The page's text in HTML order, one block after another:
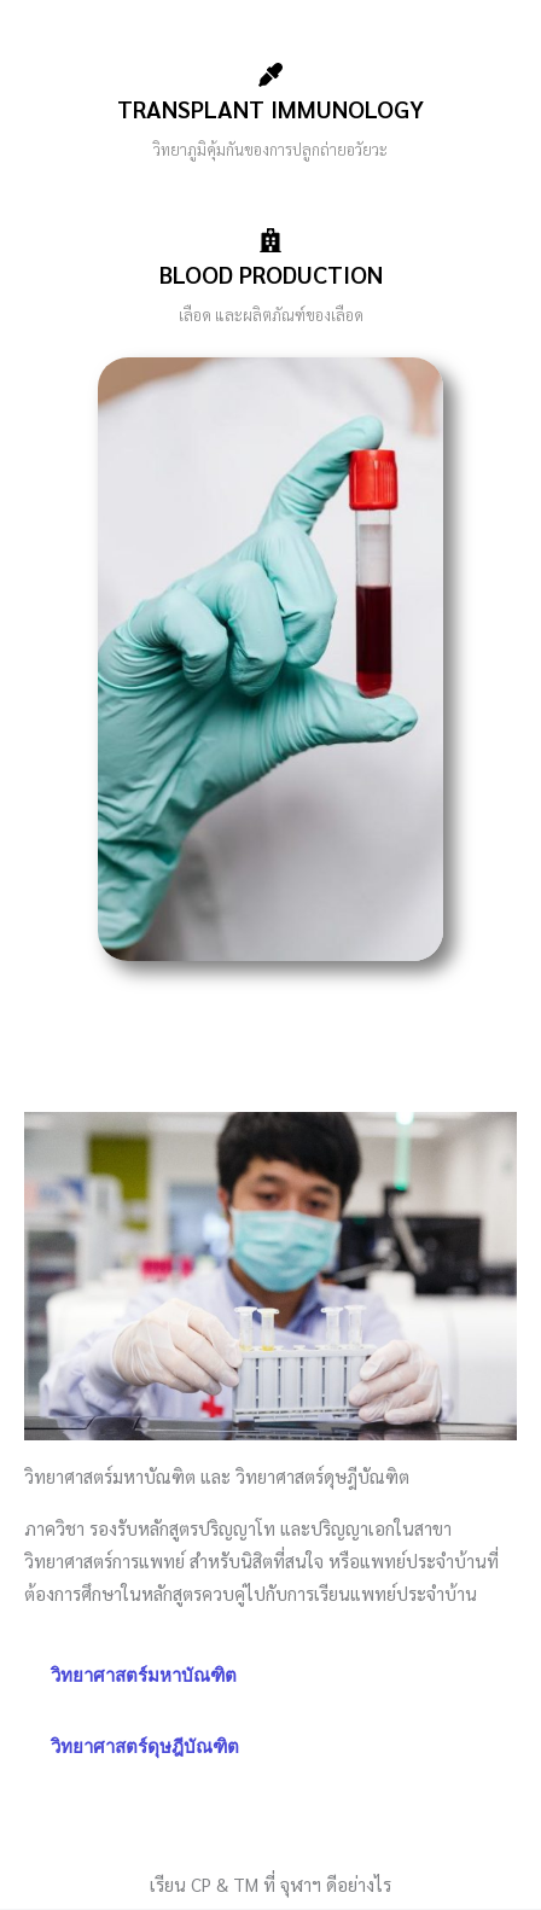
TRANSPLANT IMMUNOLOGY
วิทยาภูมิคุ้มกันของการปลูกถ่ายอวัยวะ
BLOOD PRODUCTION
เลือด และผลิตภัณฑ์ของเลือด
วิทยาศาสตร์มหาบัณฑิต และ วิทยาศาสตร์ดุษฎีบัณฑิต
ภาควิชา รองรับหลักสูตรปริญญาโท และปริญญาเอกในสาขา
วิทยาศาสตร์การแพทย์ สำหรับนิสิตที่สนใจ หรือแพทย์ประจำบ้านที่
ต้องการศึกษาในหลักสูตรควบคู่ไปกับการเรียนแพทย์ประจำบ้าน
วิทยาศาสตร์มหาบัณฑิต
วิทยาศาสตร์ดุษฎีบัณฑิต
เรียน CP & TM ที่ จุฬาฯ ดีอย่างไร